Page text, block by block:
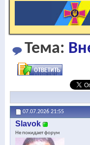
Тема:
07.07.2026 21:55
Slavok
Не покидает форум